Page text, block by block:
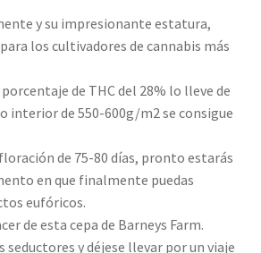
y su impresionante estatura,
los cultivadores de cannabis más
de THC del 28% lo lleve de
interior de 550-600g/m2 se consigue
de 75-80 días, pronto estarás
en que finalmente puedas
eufóricos.
de esta cepa de Barneys Farm.
seductores y déjese llevar por un viaje